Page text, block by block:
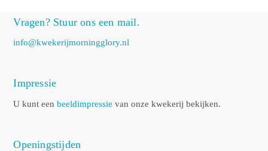
Vragen? Stuur ons een mail.
info@kwekerijmorningglory.nl
Impressie
U kunt eenbeeldimpressie van onze kwekerij bekijken.
Openingstijden